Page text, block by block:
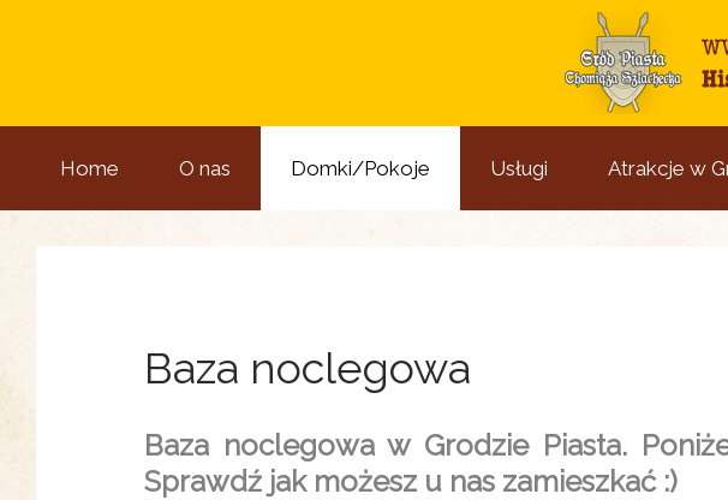
Home O nas Domki/Pokoje Usługi Atrakcje w
Baza noclegowa
Baza noclegowa w Grodzie Piasta.
Sprawdź jak możesz u nas zamieszkać :)